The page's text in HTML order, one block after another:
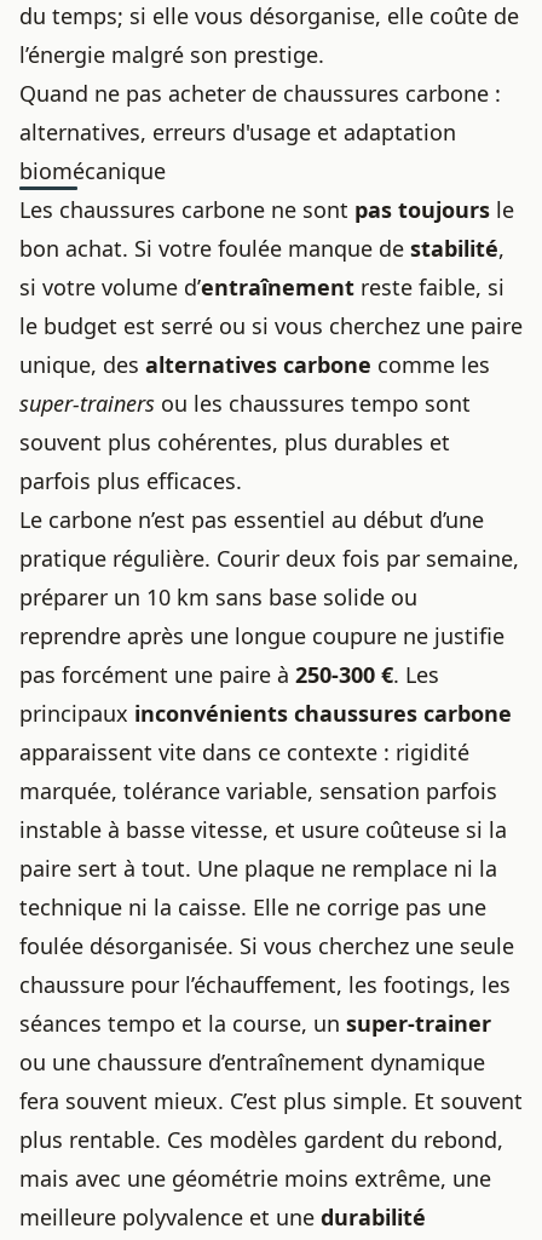
du temps; si elle vous désorganise, elle coûte de
l’énergie malgré son prestige.
Quand ne pas acheter de chaussures carbone :
alternatives, erreurs d'usage et adaptation
biomécanique
Les chaussures carbone ne sont pas toujours le
bon achat. Si votre foulée manque de stabilité,
si votre volume d’entraînement reste faible, si
le budget est serré ou si vous cherchez une paire
unique, des alternatives carbone comme les
super-trainers ou les chaussures tempo sont
souvent plus cohérentes, plus durables et
parfois plus efficaces.
Le carbone n’est pas essentiel au début d’une
pratique régulière. Courir deux fois par semaine,
préparer un 10 km sans base solide ou
reprendre après une longue coupure ne justifie
pas forcément une paire à 250-300 €. Les
principaux inconvénients chaussures carbone
apparaissent vite dans ce contexte : rigidité
marquée, tolérance variable, sensation parfois
instable à basse vitesse, et usure coûteuse si la
paire sert à tout. Une plaque ne remplace ni la
technique ni la caisse. Elle ne corrige pas une
foulée désorganisée. Si vous cherchez une seule
chaussure pour l’échauffement, les footings, les
séances tempo et la course, un super-trainer
ou une chaussure d’entraînement dynamique
fera souvent mieux. C’est plus simple. Et souvent
plus rentable. Ces modèles gardent du rebond,
mais avec une géométrie moins extrême, une
meilleure polyvalence et une durabilité